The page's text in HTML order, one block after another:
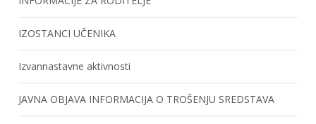
IZOSTANCI UČENIKA
Izvannastavne aktivnosti
JAVNA OBJAVA INFORMACIJA O TROŠENJU SREDSTAVA